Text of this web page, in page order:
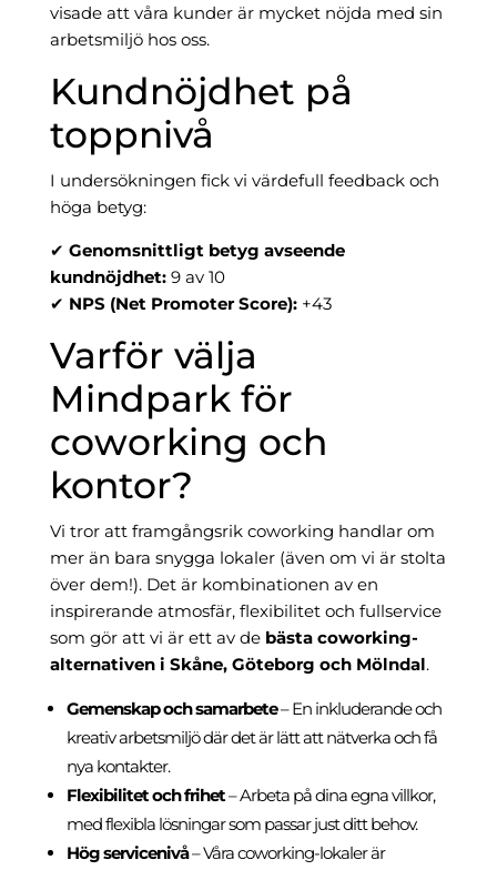
visade att våra kunder är mycket nöjda med sin
arbetsmiljö hos oss.
Kundnöjdhet på
toppnivå
I undersökningen fick vi värdefull feedback och
höga betyg:
✔ Genomsnittligt betyg avseende
kundnöjdhet:9 av 10
✔ NPS (Net Promoter Score):+43
Varför välja
Mindpark för
coworking och
kontor?
Vi tror att framgångsrik coworking handlar om
mer än bara snygga lokaler (även om vi är stolta
över dem!). Det är kombinationen av en
inspirerande atmosfär, flexibilitet och fullservice
som gör att vi är ett av de bästa coworking-
alternativen i Skåne, Göteborg och Mölndal.
Gemenskap och samarbete– En inkluderande och
kreativ arbetsmiljö där det är lätt att nätverka och få
nya kontakter.
Flexibilitet och frihet– Arbeta på dina egna villkor,
med flexibla lösningar som passar just ditt behov.
Hög servicenivå– Våra coworking-lokaler är